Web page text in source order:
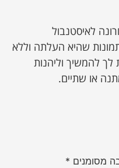
לאיסטנבול
שהיא העלתה וללא
להמשיך וליהנות
או שתיים.
מסומנים *